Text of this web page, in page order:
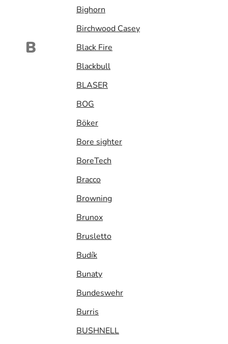
B
Bighorn
Birchwood Casey
Black Fire
Blackbull
BLASER
BOG
Böker
Bore sighter
BoreTech
Bracco
Browning
Brunox
Brusletto
Budík
Bunaty
Bundeswehr
Burris
BUSHNELL